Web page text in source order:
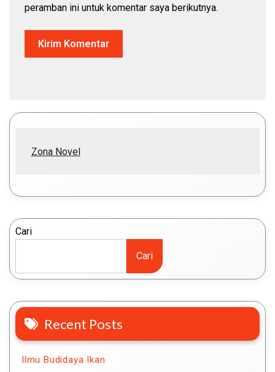
peramban ini untuk komentar saya berikutnya.
Zona Novel
Cari
Cari
Recent Posts
Ilmu Budidaya Ikan